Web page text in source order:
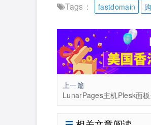
Tags： fastdomain
上一篇
LunarPages主机Plesk面